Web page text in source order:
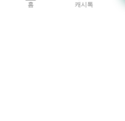
홈 캐시톡